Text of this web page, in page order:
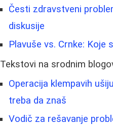
Česti zdravstveni
diskusije
Plavuše vs. Crnke: Koje
Tekstovi na srodnim
Operacija klempavih
treba da znaš
Vodič za rešavanje